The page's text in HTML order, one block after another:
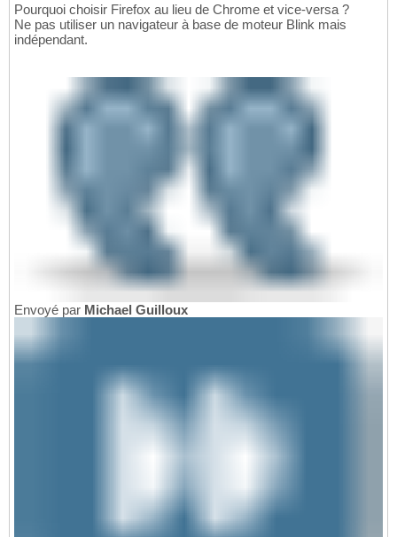
Pourquoi choisir Firefox au lieu de Chrome et vice-versa ?
Ne pas utiliser un navigateur à base de moteur Blink mais
indépendant.
Envoyé par Michael Guilloux